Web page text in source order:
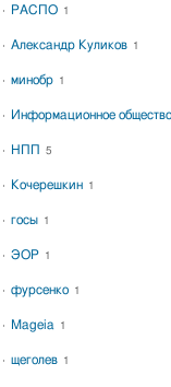
РАСПО 1
Александр Куликов 1
минобр 1
Информационное общество
НПП 5
Кочерешкин 1
госы 1
ЭОР 1
фурсенко 1
Mageia 1
щеголев 1